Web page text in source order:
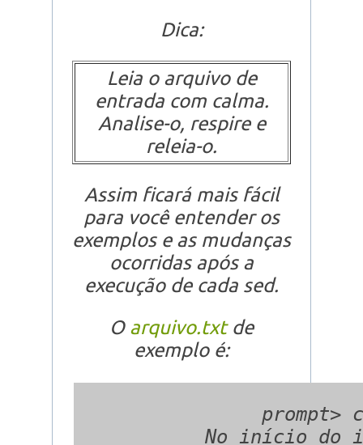
Dica:
Leia o arquivo de
entrada com calma.
Analise-o, respire e
releia-o.
Assim ficará mais fácil
para você entender os
exemplos e as mudanças
ocorridas após a
execução de cada sed.
O arquivo.txtde
exemplo é:
prompt>
No início do